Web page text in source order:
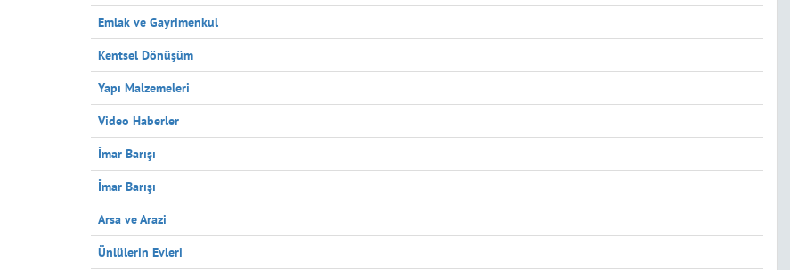
Emlak ve Gayrimenkul
Kentsel Dönüşüm
Yapı Malzemeleri
Video Haberler
İmar Barışı
İmar Barışı
Arsa ve Arazi
Ünlülerin Evleri